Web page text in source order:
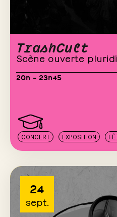
TrashCult
Scène ouverte
20h – 23h45
CONCERT EXPOSITION
24
sept.